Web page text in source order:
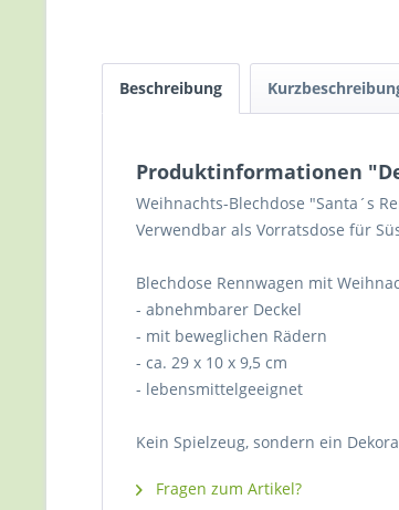
Beschreibung
Produktinformationen
Weihnachts-Blechdose "Santa´s
Verwendbar als Vorratsdose für
Blechdose Rennwagen mit
- abnehmbarer Deckel
- mit beweglichen Rädern
- ca. 29 x 10 x 9,5 cm
- lebensmittelgeeignet
Kein Spielzeug, sondern ein
Fragen zum Artikel?